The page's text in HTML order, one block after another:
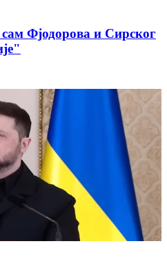
Фјодорова и Сирског